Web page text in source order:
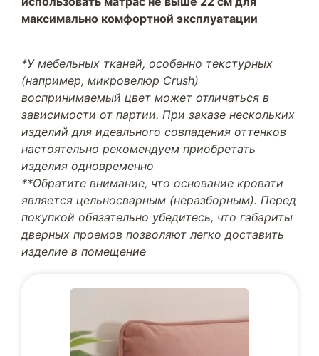
максимально комфортной эксплуатации
*У мебельных тканей, особенно текстурных
(например, микровелюр Crush)
воспринимаемый цвет может отличаться в
зависимости от партии. При заказе нескольких
изделий для идеального совпадения оттенков
настоятельно рекомендуем приобретать
изделия одновременно
**Обратите внимание, что основание кровати
является цельносварным (неразборным). Перед
покупкой обязательно убедитесь, что габариты
дверных проемов позволяют легко доставить
изделие в помещение